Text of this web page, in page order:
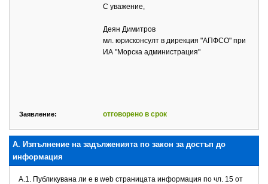
С уважение,
Деян Димитров
мл. юрисконсулт в дирекция "АПФСО" при
ИА "Морска администрация"
Заявление: отговорено в срок
А. Изпълнение на задълженията по закон за достъп до
информация
A.1. Публикувана ли е в web страницата информация по чл. 15 от